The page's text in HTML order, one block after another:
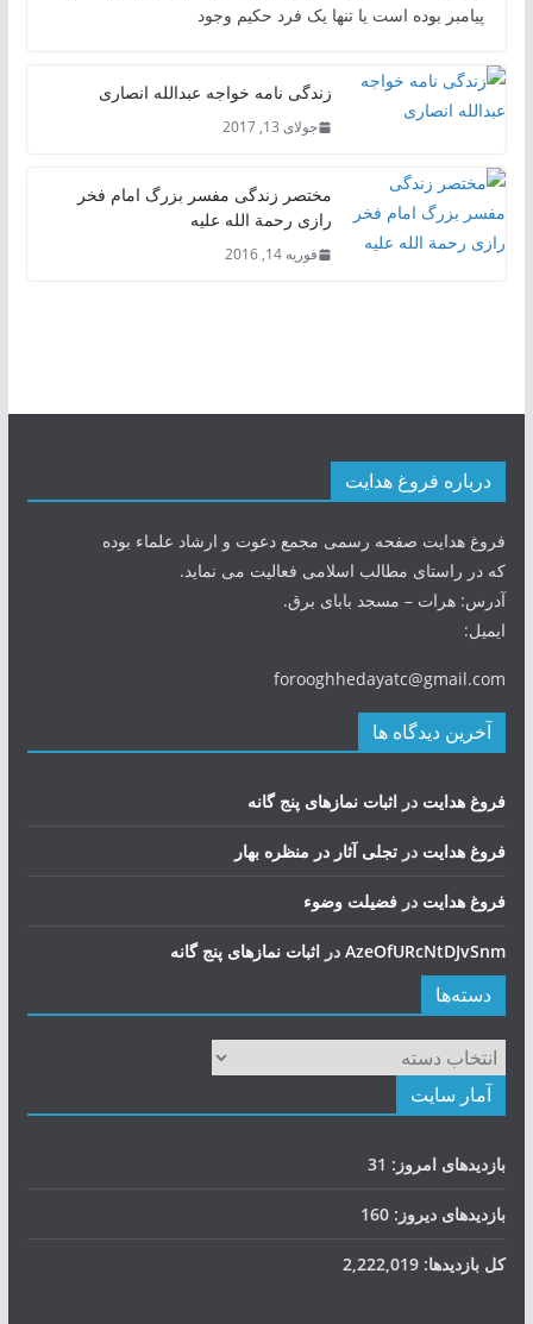
پیامبر بوده است یا تنها یک فرد حکیم وجود
زندگی نامه خواجه عبدالله انصاری
جولای 13, 2017
مختصر زندگی مفسر بزرگ امام فخر
رازی رحمة الله علیه
فوریه 14, 2016
درباره فروغ هدایت
فروغ هدایت صفحه رسمی مجمع دعوت و ارشاد علماء بوده
که در راستای مطالب اسلامی فعالیت می نماید.
آدرس: هرات – مسجد بابای برق.
ایمیل:
forooghhedayatc@gmail.com
آخرین دیدگاه ها
فروغ هدایت در اثبات نمازهای پنج گانه
فروغ هدایت در تجلی آثار در منظره بهار
فروغ هدایت در فضيلت وضوء
AzeOfURcNtDJvSnmدر اثبات نمازهای پنج گانه
دسته‌ها
دسته‌ها
آمار سایت
بازدیدهای امروز: 31
بازدیدهای دیروز: 160
کل بازدیدها: 2,222,019